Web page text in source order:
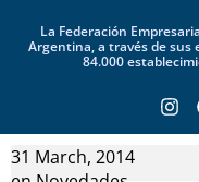
La Federación
Argentina, a través de sus
84.000
31 March, 2014